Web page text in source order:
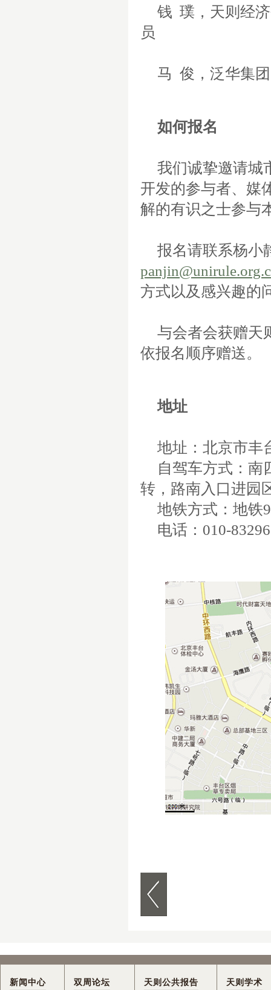
钱 璞，天则经
员
马 俊，泛华集
如何报名
我们诚挚邀请城
开发的参与者、媒
解的有识之士参与
报名请联系杨小
方式以及感兴趣的
与会者会获赠天
依报名顺序赠送。
地址
地址：北京市丰
自驾车方式：南
转，路南入口进园
地铁方式：地铁9
电话： 010-
新闻中心 双周论坛 天则公共报告 天则学术